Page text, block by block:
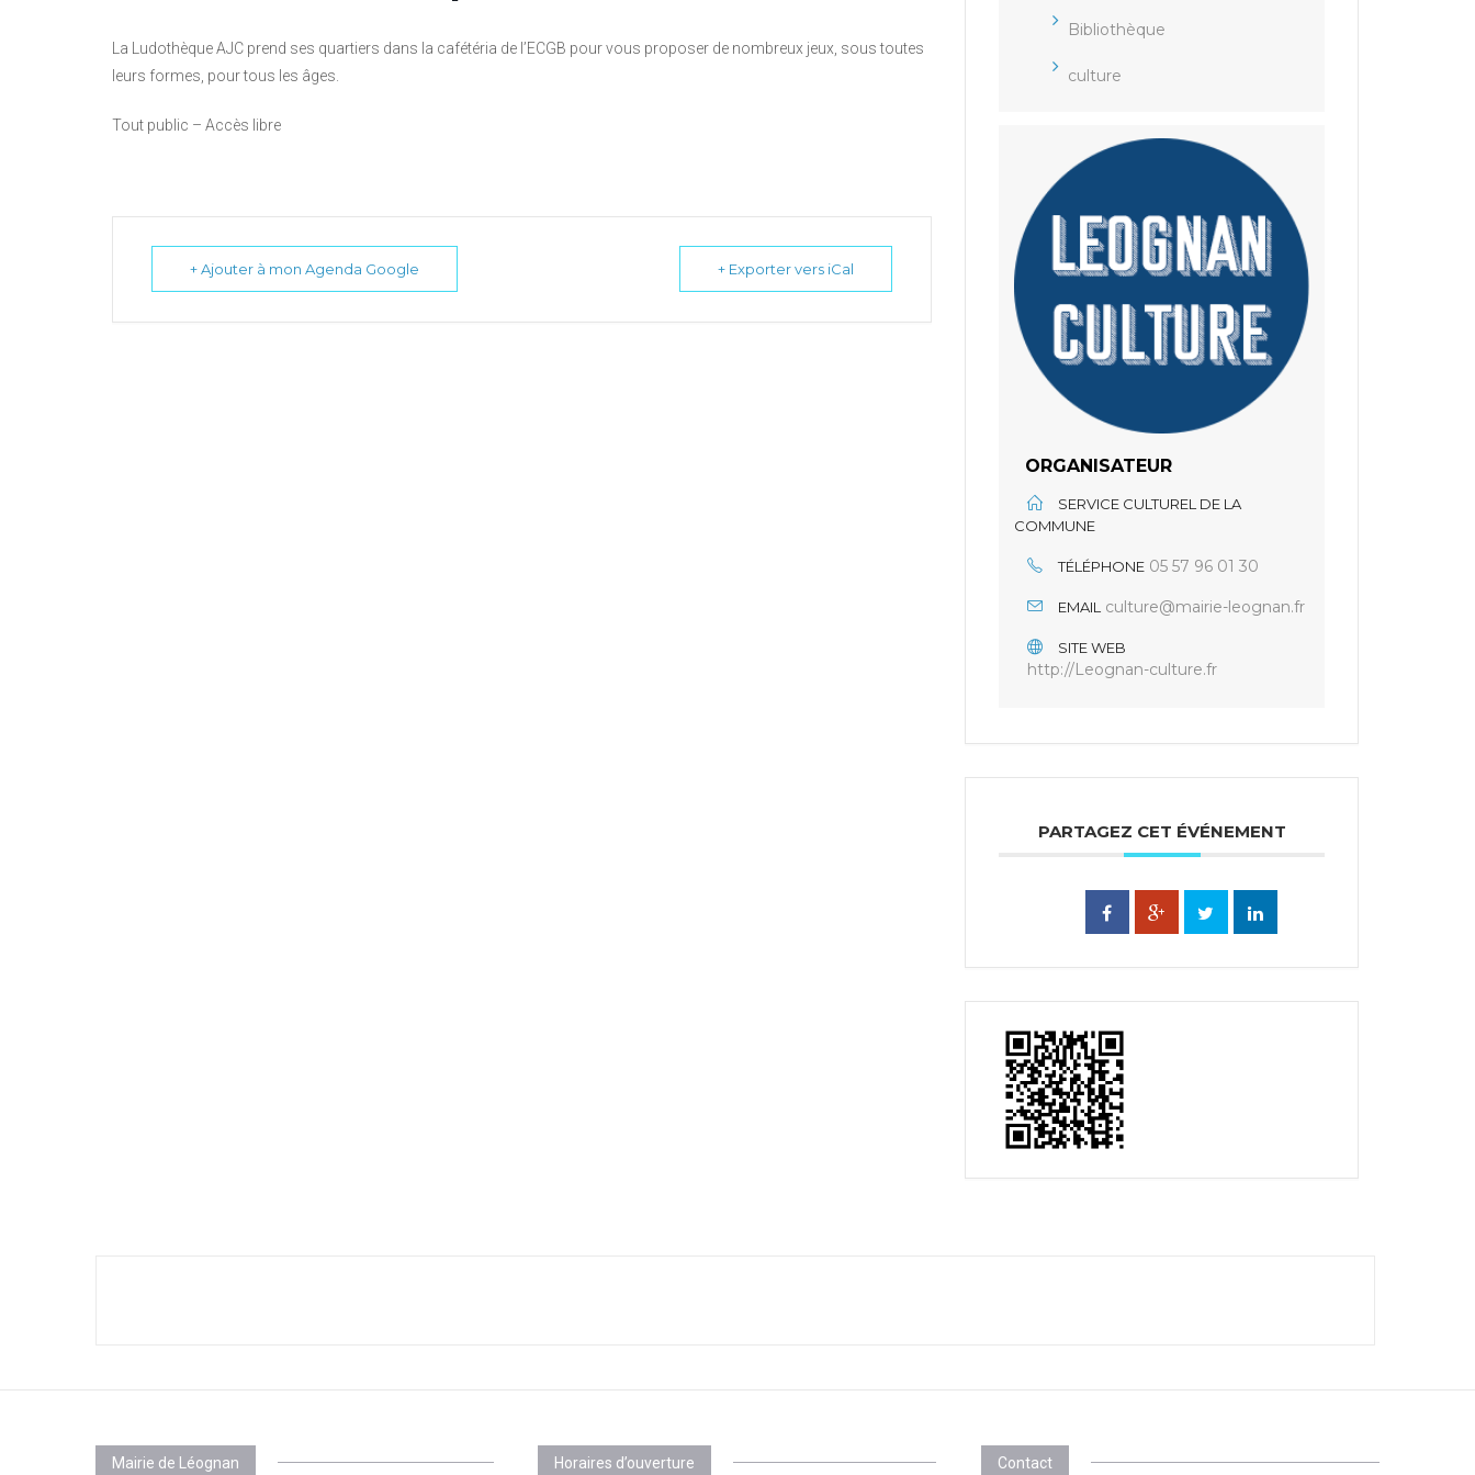
La Ludothèque AJC prend ses quartiers dans la cafétéria de l’ECGB pour vous proposer de nombreux jeux, sous toutes
leurs formes, pour tous les âges.
Tout public – Accès libre
+ Ajouter à mon Agenda Google + Exporter vers iCal
Bibliothèque
culture
ORGANISATEUR
SERVICE CULTUREL DE LA
COMMUNE
TÉLÉPHONE 05 57 96 01 30
EMAIL culture@mairie-leognan.fr
SITE WEB
http://Leognan-culture.fr
PARTAGEZ CET ÉVÉNEMENT
Mairie de Léognan Horaires d’ouverture Contact